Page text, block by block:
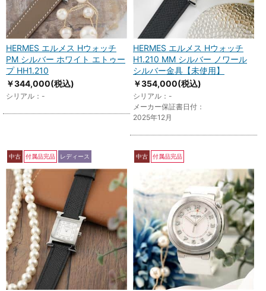
HERMES エルメス Hウォッチ
PM シルバー ホワイト エトゥー
プ HH1.210
￥344,000(税込)
シリアル：-
HERMES エルメス Hウォッチ
H1.210 MM シルバー ノワール
シルバー金具【未使用】
￥354,000(税込)
シリアル：-
メーカー保証書日付：
2025年12月
中古 付属品完品 レディース 中古 付属品完品